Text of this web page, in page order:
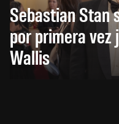
Sebastian Stan
por primera vez
Wallis